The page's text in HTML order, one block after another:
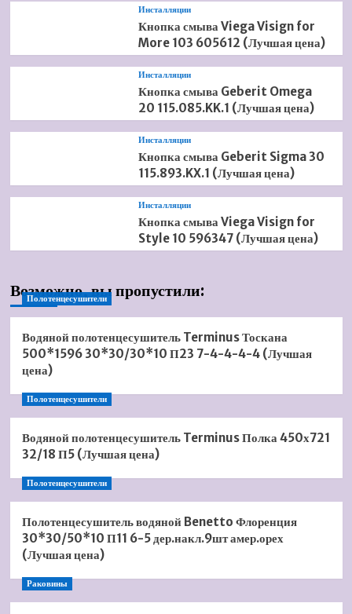
Инсталляции
Кнопка смыва Viega Visign for
More 103 605612 (Лучшая цена)
Инсталляции
Кнопка смыва Geberit Omega
20 115.085.KK.1 (Лучшая цена)
Инсталляции
Кнопка смыва Geberit Sigma 30
115.893.KX.1 (Лучшая цена)
Инсталляции
Кнопка смыва Viega Visign for
Style 10 596347 (Лучшая цена)
Возможно, вы пропустили:
Полотенцесушители
Водяной полотенцесушитель Terminus Тоскана
500*1596 30*30/30*10 П23 7-4-4-4-4 (Лучшая
цена)
Полотенцесушители
Водяной полотенцесушитель Terminus Полка 450х721
32/18 П5 (Лучшая цена)
Полотенцесушители
Полотенцесушитель водяной Benetto Флоренция
30*30/50*10 П11 6-5 дер.накл.9шт амер.орех
(Лучшая цена)
Раковины